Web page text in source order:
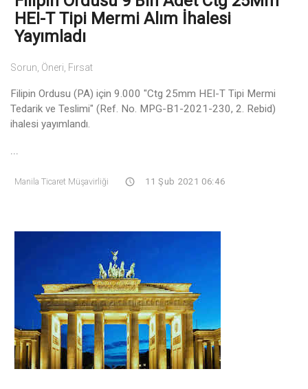
HEI-T Tipi Mermi Alım İhalesi
Yayımladı
Sorun, Öneri, Fırsat
Filipin Ordusu (PA) için 9.000 "Ctg 25mm HEI-T Tipi Mermi
Tedarik ve Teslimi" (Ref. No. MPG-B1-2021-230, 2. Rebid)
ihalesi yayımlandı.
Manila Ticaret Müşavirliği 11 Şub 2021 06:46